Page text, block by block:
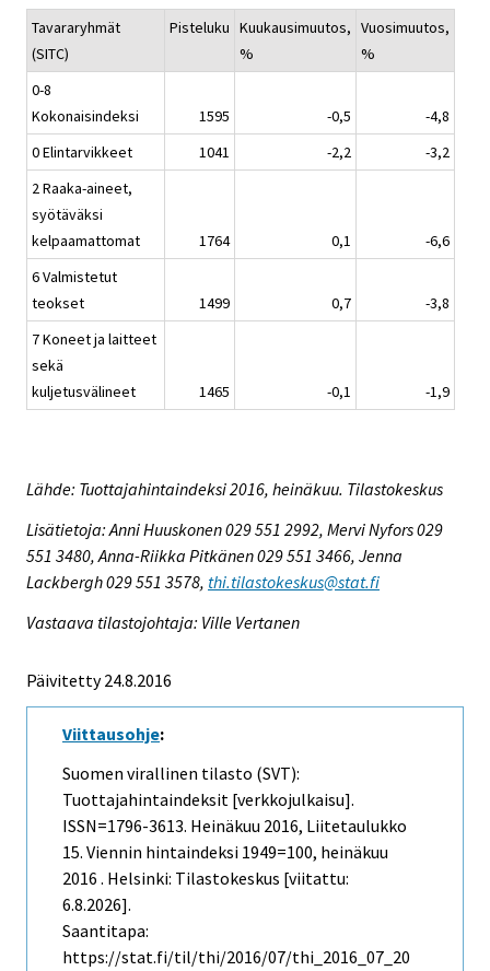
Tavararyhmät
(SITC)
Pisteluku Kuukausimuutos,
%
Vuosimuutos,
%
0-8
Kokonaisindeksi
1595 -0,5
-4,8
0 Elintarvikkeet
1041 -2,2
-3,2
2 Raaka-aineet,
syötäväksi
kelpaamattomat
1764 0,1
-6,6
6 Valmistetut
teokset
1499 0,7
-3,8
7 Koneet ja laitteet
sekä
kuljetusvälineet
1465 -0,1 -1,9
Lähde: Tuottajahintaindeksi 2016, heinäkuu. Tilastokeskus
Lisätietoja: Anni Huuskonen 029 551 2992, Mervi Nyfors 029
551 3480, Anna-Riikka Pitkänen 029 551 3466, Jenna
Lackbergh 029 551 3578, thi.tilastokeskus@stat.fi
Vastaava tilastojohtaja: Ville Vertanen
Päivitetty 24.8.2016
Viittausohje:
Suomen virallinen tilasto (SVT):
Tuottajahintaindeksit [verkkojulkaisu].
ISSN=1796-3613. Heinäkuu 2016, Liitetaulukko
15. Viennin hintaindeksi 1949=100, heinäkuu
2016 . Helsinki: Tilastokeskus [viitattu:
6.8.2026].
Saantitapa:
https://stat.fi/til/thi/2016/07/thi_2016_07_20